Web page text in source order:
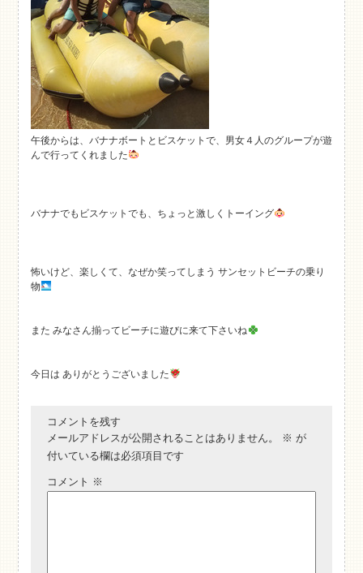
午後からは、バナナボートとビスケットで、男女４人のグループが遊
んで行ってくれました
バナナでもビスケットでも、ちょっと激しくトーイング
怖いけど、楽しくて、なぜか笑ってしまう サンセットビーチの乗り
物
また みなさん揃ってビーチに遊びに来て下さいね
今日は ありがとうございました
コメントを残す
メールアドレスが公開されることはありません。
※ が
付いている欄は必須項目です
コメント ※